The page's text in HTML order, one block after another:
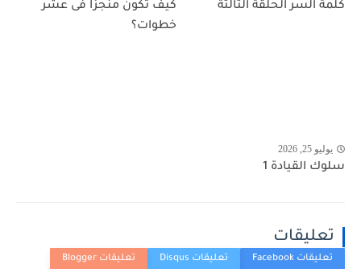
كلمة السر الحلقة الثالثة
كيف تكون منجزا فى عشر
خطوات؟
يوليو 25, 2026
سلوك القيادة 1
تعليقات